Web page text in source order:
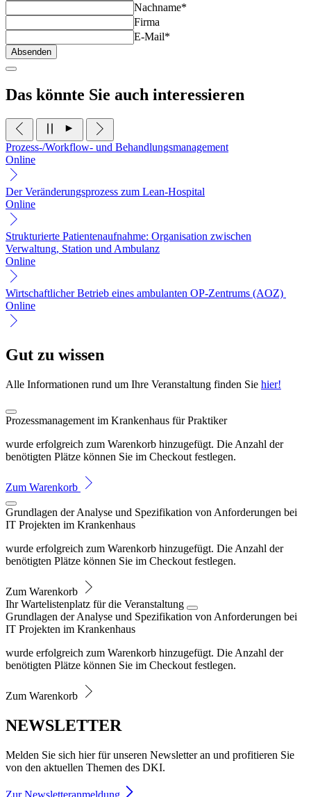
Nachname*
Firma
E-Mail*
Absenden
Das könnte Sie auch interessieren
Prozess-/Workflow- und Behandlungsmanagement
Online
Der Veränderungsprozess zum Lean-Hospital
Online
Strukturierte Patientenaufnahme: Organisation zwischen
Verwaltung, Station und Ambulanz
Online
Wirtschaftlicher Betrieb eines ambulanten OP-Zentrums (AOZ)
Online
Gut zu wissen
Alle Informationen rund um Ihre Veranstaltung finden Sie hier!
Prozessmanagement im Krankenhaus für Praktiker
wurde erfolgreich zum Warenkorb hinzugefügt. Die Anzahl der
benötigten Plätze können Sie im Checkout festlegen.
Zum Warenkorb
Grundlagen der Analyse und Spezifikation von Anforderungen bei
IT Projekten im Krankenhaus
wurde erfolgreich zum Warenkorb hinzugefügt. Die Anzahl der
benötigten Plätze können Sie im Checkout festlegen.
Zum Warenkorb
Ihr Wartelistenplatz für die Veranstaltung
Grundlagen der Analyse und Spezifikation von Anforderungen bei
IT Projekten im Krankenhaus
wurde erfolgreich zum Warenkorb hinzugefügt. Die Anzahl der
benötigten Plätze können Sie im Checkout festlegen.
Zum Warenkorb
NEWSLETTER
Melden Sie sich hier für unseren Newsletter an und profitieren Sie
von den aktuellen Themen des DKI.
Zur Newsletteranmeldung